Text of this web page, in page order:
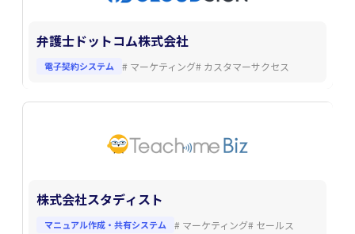
弁護士ドットコム株式会社
電子契約システム # マーケティング# カスタマーサクセス
株式会社スタディスト
マニュアル作成・共有システム # マーケティング# セールス